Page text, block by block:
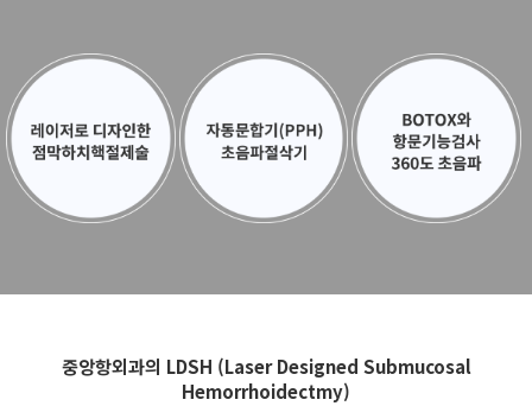
중앙항외과의 LDSH (Laser Designed Submucosal
Hemorrhoidectmy)